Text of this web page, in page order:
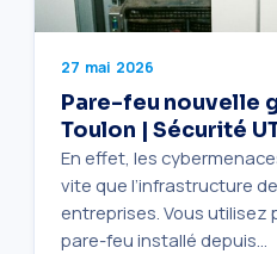
27 mai 2026
Pare-feu nouvelle
Toulon | Sécurité
En effet, les
vite que l’infrastructure
entreprises. Vous
pare-feu installé depuis…